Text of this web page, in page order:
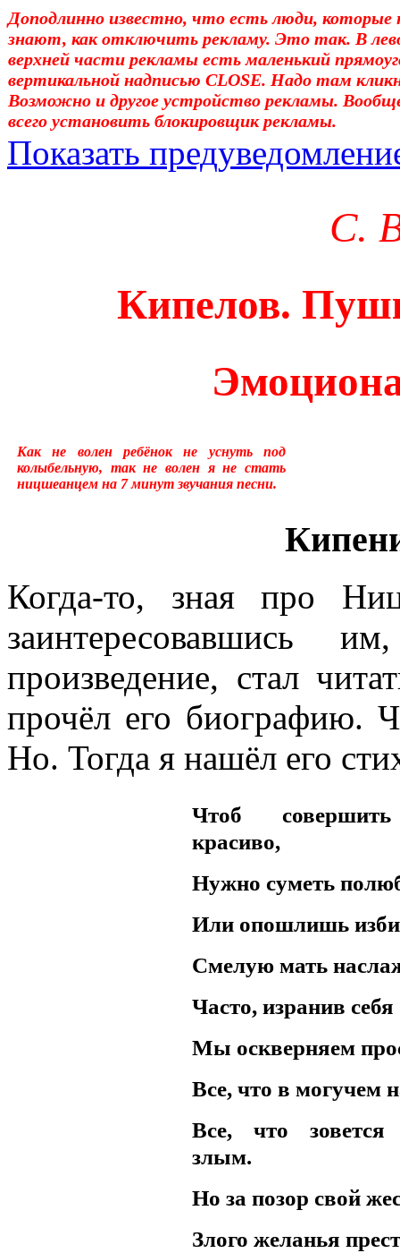
Доподлинно известно, что есть люди, которые
знают, как отключить рекламу. Это так. В
верхней части рекламы есть маленький
вертикальной надписью CLOSE. Надо там
Возможно и другое устройство рекламы.
всего установить блокировщик рекламы.
Показать
отошли от суеты. – Перед
достаточно, чтоб
что не понятно.Прошу
«подсознательный» в
менять в тысячах мест,
устаревшим.Ещё одна
применение слова
состояние,
[отличающемуся от
у растений, и у бактерий.
вторая сигнальная
всюду применял как
противопоставляя
подсознательное часто
то обеспечивает любое
одна его часть, которая –
– обеспечивает в
подсознаний автора и
поводу. По
подсознаний в
то, знаемом и рожденном
нигде уточнять и
С.
Кипелов.
Как не волен ребёнок не уснуть под
колыбельную, так не волен я не стать
ницшеанцем на 7 минут звучания песни.
Когда-то, зная про
заинтересовавшись
произведение, стал
прочёл его биографию.
Но. Тогда я нашёл его
Чтоб совершить
красиво,
Нужно суметь
Или опошлишь
Смелую мать
Часто, изранив
Мы оскверняем
Все, что в могучем
Все, что
злым.
Но за позор свой
Злого желанья